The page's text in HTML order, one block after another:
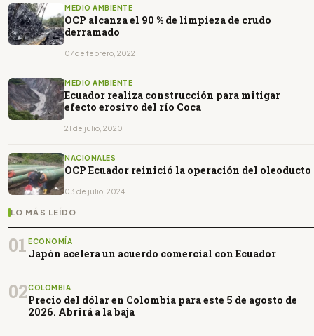
MEDIO AMBIENTE
OCP alcanza el 90 % de limpieza de crudo
derramado
07 de febrero, 2022
MEDIO AMBIENTE
Ecuador realiza construcción para mitigar
efecto erosivo del río Coca
21 de julio, 2020
NACIONALES
OCP Ecuador reinició la operación del oleoducto
03 de julio, 2024
LO MÁS LEÍDO
01 ECONOMÍA
Japón acelera un acuerdo comercial con Ecuador
02COLOMBIA
Precio del dólar en Colombia para este 5 de agosto de
2026. Abrirá a la baja